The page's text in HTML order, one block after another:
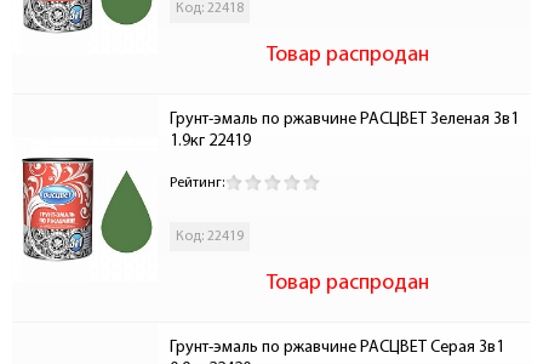
Код: 22418
Товар распродан
Грунт-эмаль по ржавчине РАСЦВЕТ Зеленая 3в1
1.9кг 22419
Рейтинг:
Код: 22419
Товар распродан
Грунт-эмаль по ржавчине РАСЦВЕТ Серая 3в1